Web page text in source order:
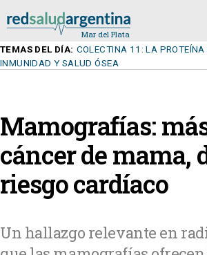
TEMAS DEL DÍA: COLECTINA 11: LA PROTEÍNA
INMUNIDAD Y SALUD ÓSEA
Mamografías:
cáncer de mama,
riesgo cardíaco
Un hallazgo relevante en